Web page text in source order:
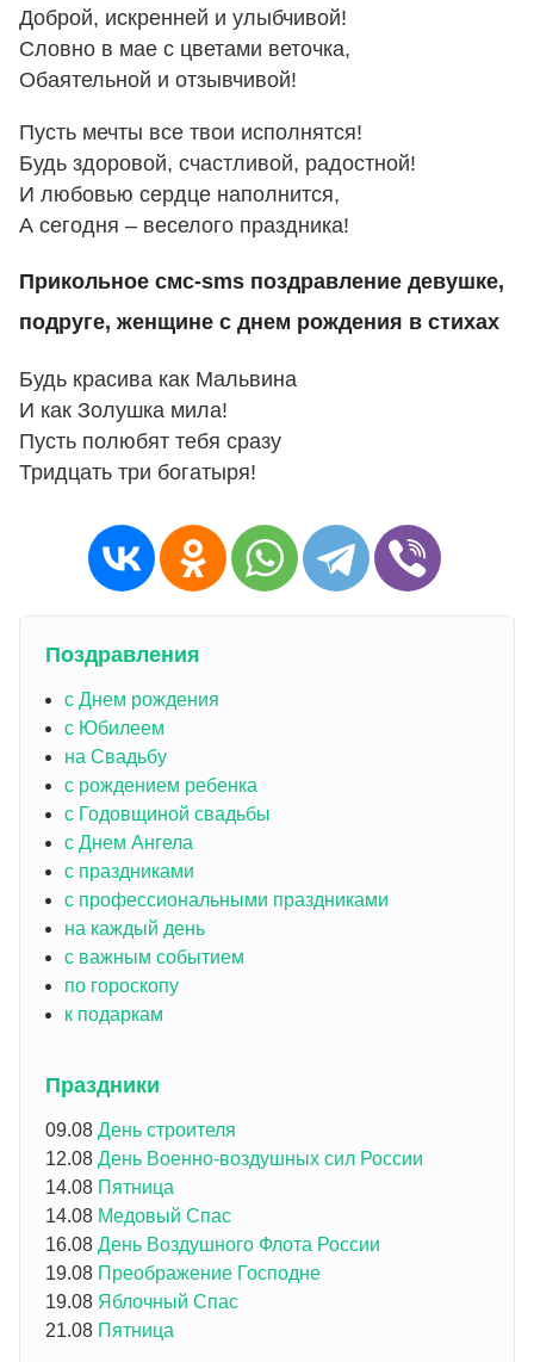
Доброй, искренней и улыбчивой!
Словно в мае с цветами веточка,
Обаятельной и отзывчивой!
Пусть мечты все твои исполнятся!
Будь здоровой, счастливой, радостной!
И любовью сердце наполнится,
А сегодня – веселого праздника!
Прикольное смс-sms поздравление девушке,
подруге, женщине с днем рождения в стихах
Будь красива как Мальвина
И как Золушка мила!
Пусть полюбят тебя сразу
Тридцать три богатыря!
Поздравления
с Днем рождения
с Юбилеем
на Свадьбу
с рождением ребенка
с Годовщиной свадьбы
с Днем Ангела
с праздниками
с профессиональными праздниками
на каждый день
с важным событием
по гороскопу
к подаркам
Праздники
09.08 День строителя
12.08 День Военно-воздушных сил России
14.08 Пятница
14.08 Медовый Спас
16.08 День Воздушного Флота России
19.08 Преображение Господне
19.08 Яблочный Спас
21.08 Пятница